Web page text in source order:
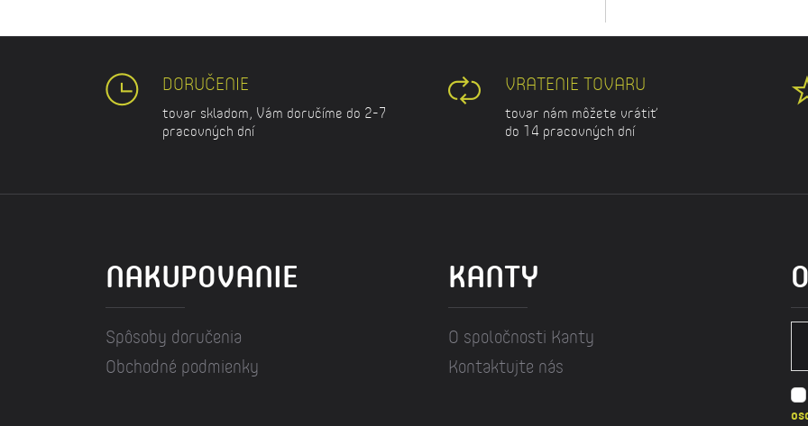
DORUČENIE
tovar skladom, Vám doručíme do 2-7
pracovných dní
VRATENIE TOVARU
tovar nám môžete vrátiť
do 14 pracovných dní
NAKUPOVANIE
Spôsoby doručenia
Obchodné podmienky
KANTY
O spoločnosti Kanty
Kontaktujte nás